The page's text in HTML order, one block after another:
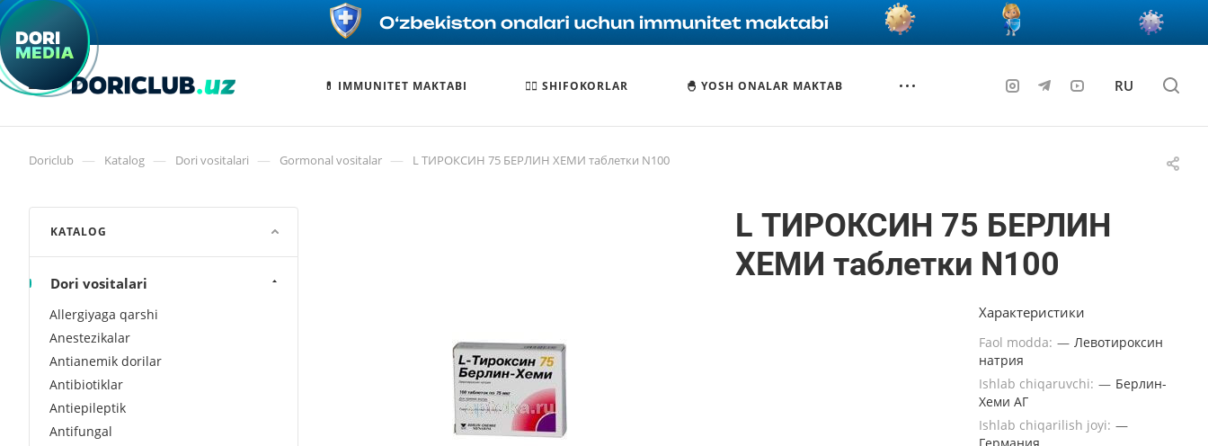
💊 IMMUNITET MAKTABI 🧑‍⚕️ SHIFOKORLAR 🐣 YOSH ONALAR MAKTAB RU
Doriclub — Katalog — Dori vositalari — Gormonal vositalar — L ТИРОКСИН 75 БЕРЛИН ХЕМИ таблетки N100
L ТИРОКСИН 75 БЕРЛИН
ХЕМИ таблетки N100
Характеристики
Faol modda: — Левотироксин
натрия
Ishlab chiqaruvchi: — Берлин-
Хеми АГ
Ishlab chiqarilish joyi: —
KATALOG
Dori vositalari
Allergiyaga qarshi
Anestezikalar
Antianemik dorilar
Antibiotiklar
Antiepileptik
Antifungal